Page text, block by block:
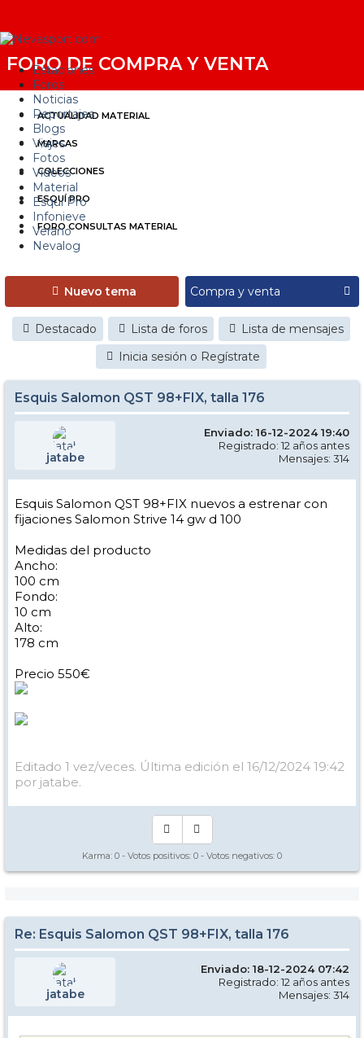
Estaciones
Foros
Noticias
Reportajes
Blogs
Viajes
Fotos
Videos
Material
Esquí Pro
Infonieve
Verano
Nevalog
FORO DE COMPRA Y VENTA
ACTUALIDAD MATERIAL
MARCAS
COLECCIONES
ESQUÍ PRO
FORO CONSULTAS MATERIAL
Nuevo tema
Destacado Lista de foros
Lista de mensajes
Inicia sesión o Regístrate
Esquis Salomon QST 98+FIX, talla 176
jatabe
Enviado: 16-12-2024 19:40
Registrado: 12 años antes
Mensajes: 314
Esquis Salomon QST 98+FIX nuevos a estrenar con
fijaciones Salomon Strive 14 gw d 100
Medidas del producto
Ancho:
100 cm
Fondo:
10 cm
Alto:
178 cm
Precio 550€
Editado 1 vez/veces. Última edición el 16/12/2024 19:42
por jatabe.
Karma: 0 - Votos positivos: 0 - Votos negativos: 0
Re: Esquis Salomon QST 98+FIX, talla 176
jatabe
Enviado: 18-12-2024 07:42
Registrado: 12 años antes
Mensajes: 314